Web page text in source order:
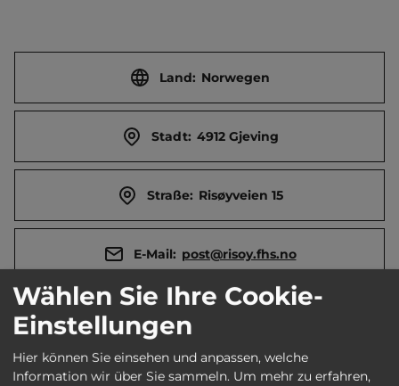
Land: Norwegen
Stadt: 4912 Gjeving
Straße: Risøyveien 15
E-Mail: post@risoy.fhs.no
Öffnungszeiten: 18.5. bis 20.8.
Wählen Sie Ihre Cookie-
Einstellungen
Hier können Sie einsehen und anpassen, welche
Information wir über Sie sammeln. Um mehr zu erfahren,